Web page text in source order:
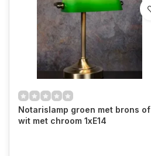
Notarislamp groen met brons of
wit met chroom 1xE14